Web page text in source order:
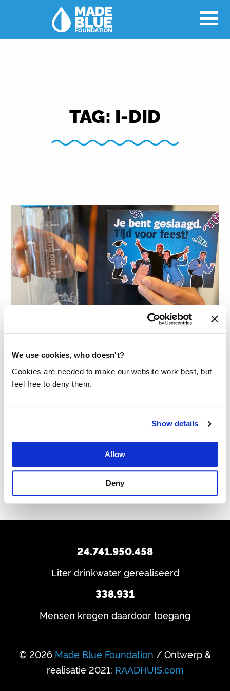
We use cookies, who doesn't?
Cookies are needed to make our website work best, but
feel free to deny them.
Show details
Allow
Deny
TAG: I-DID
WATERFLESSEN MET ALBERT HEIJN
Albert Heijn wilde graag hun geslaagde
medewerkers feliciteren met een
Lees meer
24.741.950.458
Liter drinkwater gerealiseerd
338.931
Mensen kregen daardoor toegang
© 2026 Made Blue Foundation / Ontwerp &
realisatie 2021: RAADHUIS.com